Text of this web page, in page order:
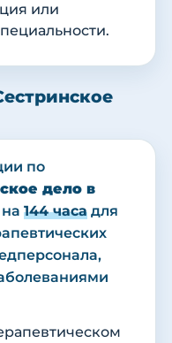
или
по
дело в
144 часа для